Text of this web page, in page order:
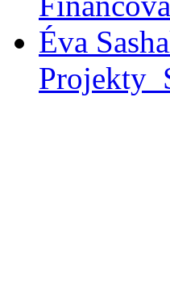
Éva